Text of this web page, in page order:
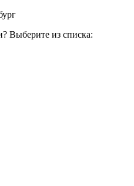
Выберите из списка: